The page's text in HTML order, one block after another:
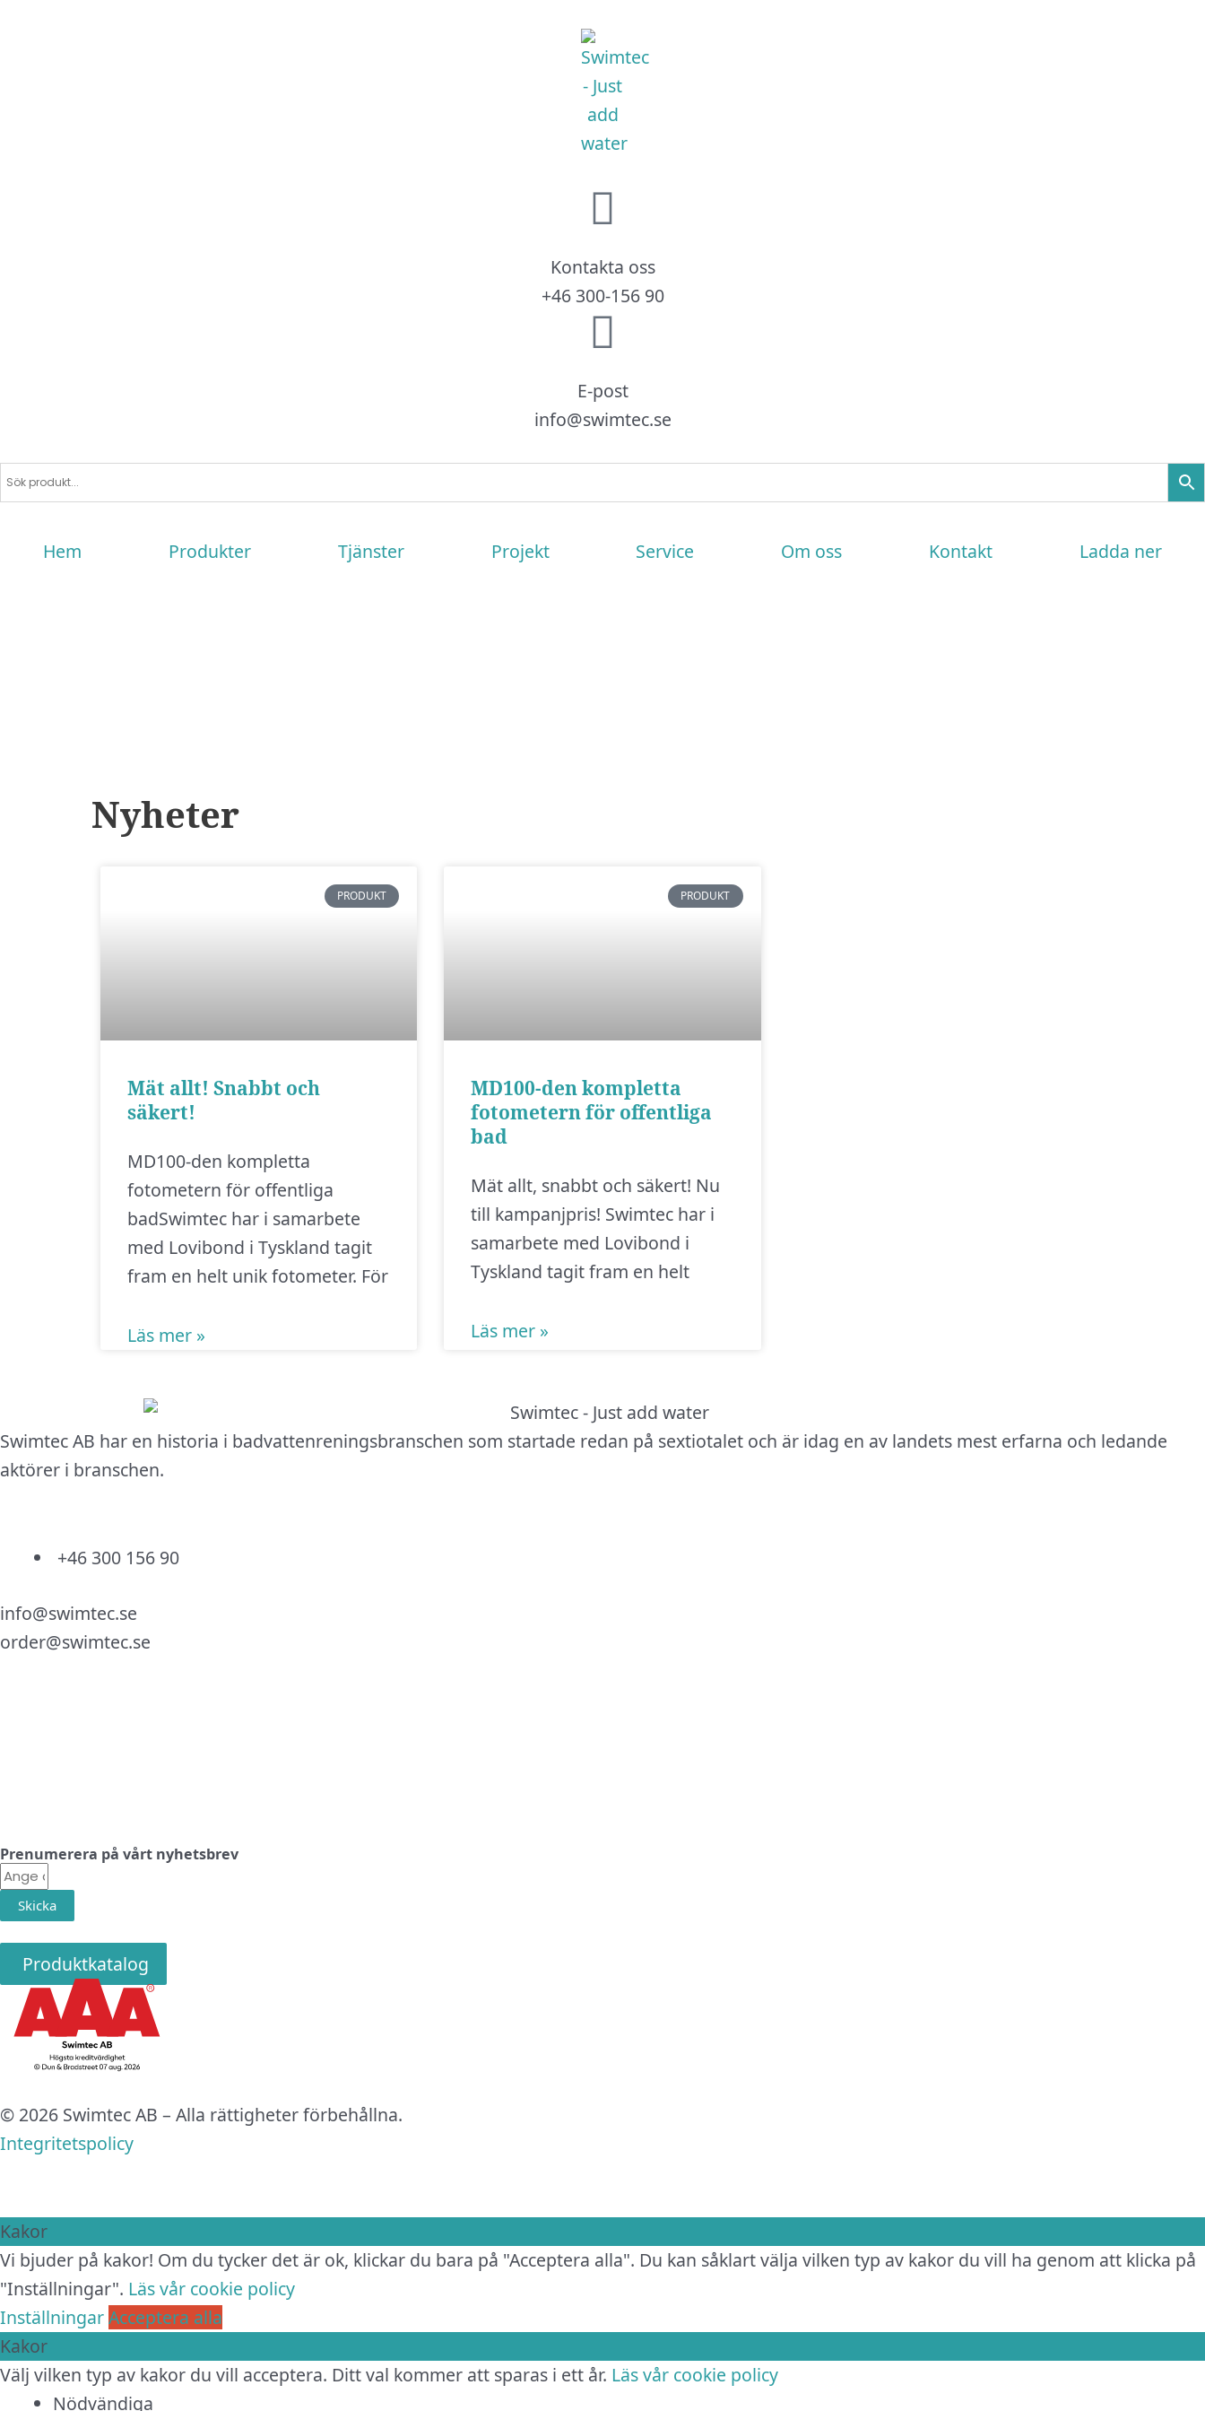
Kontakta oss
+46 300-156 90
E-post
info@swimtec.se
Hem Produkter Tjänster Projekt Service Om oss Kontakt Ladda ner
Nyheter
PRODUKT
Mät allt! Snabbt och
säkert!
MD100-den kompletta
fotometern för offentliga
badSwimtec har i samarbete
med Lovibond i Tyskland tagit
fram en helt unik fotometer. För
Läs mer »
PRODUKT
MD100-den kompletta
fotometern för offentliga
bad
Mät allt, snabbt och säkert! Nu
till kampanjpris! Swimtec har i
samarbete med Lovibond i
Tyskland tagit fram en helt
Läs mer »
Swimtec AB har en historia i badvattenreningsbranschen som startade redan på sextiotalet och är idag en av landets mest erfarna och ledande
aktörer i branschen.
+46 300 156 90
info@swimtec.se
order@swimtec.se
Prenumerera på vårt nyhetsbrev
E-
postSkicka
Produktkatalog
© 2026 Swimtec AB – Alla rättigheter förbehållna.
Integritetspolicy
Kakor
Vi bjuder på kakor! Om du tycker det är ok, klickar du bara på "Acceptera alla". Du kan såklart välja vilken typ av kakor du vill ha genom att klicka på
"Inställningar". Läs vår cookie policy
InställningarAcceptera alla
Kakor
Välj vilken typ av kakor du vill acceptera. Ditt val kommer att sparas i ett år. Läs vår cookie policy
Nödvändiga